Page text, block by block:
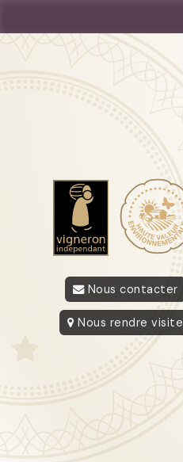
Nous contacter
Nous rendre visite